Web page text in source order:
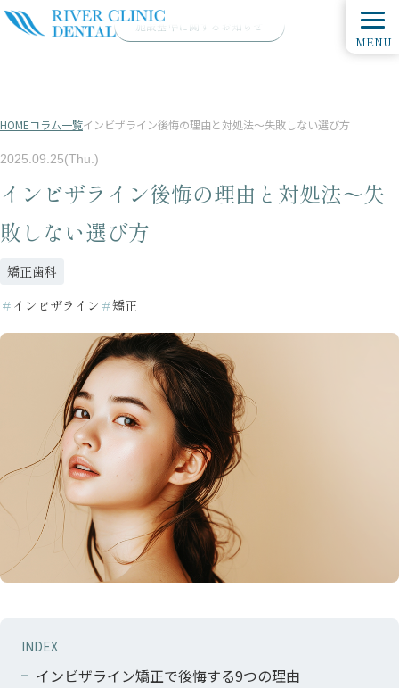
施設基準に関するお知らせ
HOMEコラム一覧インビザライン後悔の理由と対処法〜失敗しない選び方
MENU
2025.09.25(Thu.)
インビザライン後悔の理由と対処法〜失
敗しない選び方
矯正歯科
＃ インビザライン ＃矯正
INDEX
インビザライン矯正で後悔する9つの理由